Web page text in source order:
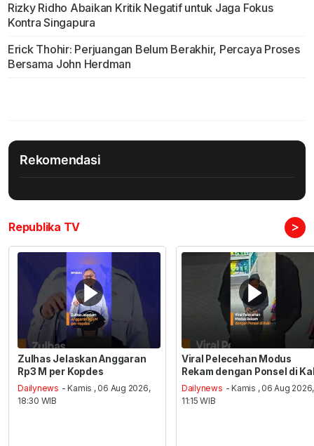
Rizky Ridho Abaikan Kritik Negatif untuk Jaga Fokus
Kontra Singapura
Erick Thohir: Perjuangan Belum Berakhir, Percaya Proses
Bersama John Herdman
Rekomendasi
Republika TV >
Zulhas Jelaskan Anggaran
Rp3 M per Kopdes
Dailynews - Kamis , 06 Aug 2026,
18:30 WIB
Viral Pelecehan Modus
Rekam dengan Ponsel di
Dailynews - Kamis , 06 Aug 2026,
11:15 WIB